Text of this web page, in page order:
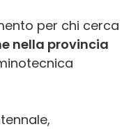
per chi cerca
nella provincia